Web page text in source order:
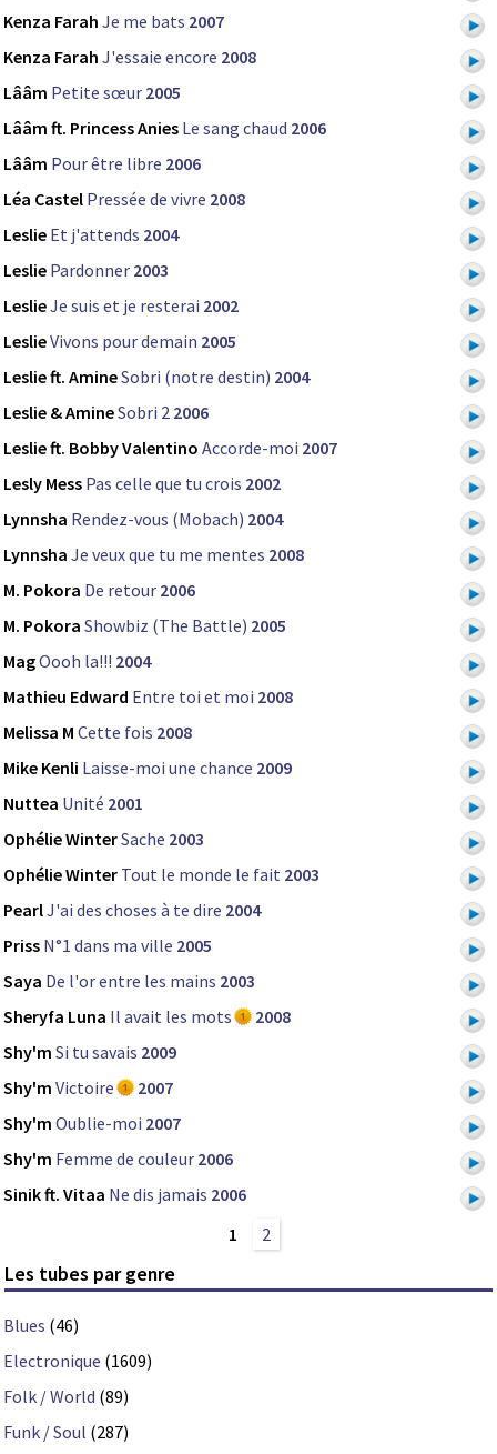
Kenza Farah Je me bats 2007
Kenza Farah J'essaie encore 2008
Lââm Petite sœur 2005
Lââm ft. Princess Anies Le sang chaud 2006
Lââm Pour être libre 2006
Léa Castel Pressée de vivre 2008
Leslie Et j'attends 2004
Leslie Pardonner 2003
LeslieJe suis et je resterai 2002
LeslieVivons pour demain 2005
Leslie ft. AmineSobri (notre destin) 2004
Leslie & AmineSobri 2 2006
Leslie ft. Bobby Valentino Accorde-moi 2007
Lesly Mess Pas celle que tu crois 2002
Lynnsha Rendez-vous (Mobach) 2004
Lynnsha Je veux que tu me mentes 2008
M. Pokora De retour 2006
M. Pokora Showbiz (The Battle) 2005
MagOooh la!!! 2004
Mathieu Edward Entre toi et moi 2008
Melissa M Cette fois 2008
Mike Kenli Laisse-moi une chance 2009
Nuttea Unité 2001
Ophélie WinterSache 2003
Ophélie Winter Tout le monde le fait 2003
PearlJ'ai des choses à te dire 2004
Priss N°1 dans ma ville 2005
Saya De l'or entre les mains 2003
Sheryfa Luna Il avait les mots
2008
Shy'm Si tu savais 2009
Shy'm Victoire
2007
Shy'm Oublie-moi 2007
Shy'm Femme de couleur 2006
Sinik ft. Vitaa Ne dis jamais 2006
1
2
Les tubes par genre
Blues (46)
Electronique (1609)
Folk / World (89)
Funk / Soul (287)